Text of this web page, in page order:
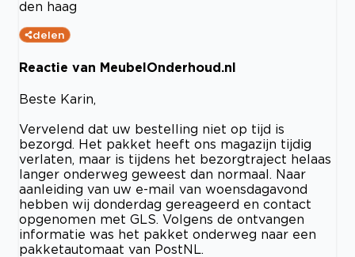
den haag
delen
Reactie van MeubelOnderhoud.nl
Beste Karin,
Vervelend dat uw bestelling niet op tijd is
bezorgd. Het pakket heeft ons magazijn tijdig
verlaten, maar is tijdens het bezorgtraject helaas
langer onderweg geweest dan normaal. Naar
aanleiding van uw e-mail van woensdagavond
hebben wij donderdag gereageerd en contact
opgenomen met GLS. Volgens de ontvangen
informatie was het pakket onderweg naar een
pakketautomaat van PostNL.